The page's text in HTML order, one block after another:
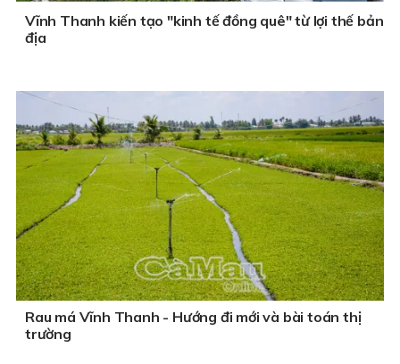
Vĩnh Thanh kiến tạo "kinh tế đồng quê" từ lợi thế bản
địa
Rau má Vĩnh Thanh - Hướng đi mới và bài toán thị
trường